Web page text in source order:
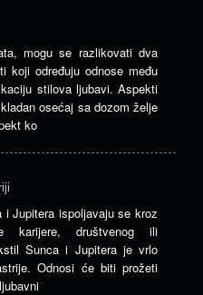
mogu se razlikovati dva
koji određuju odnose među
stilova ljubavi. Aspekti
osećaj sa dozom želje
ko
Jupitera ispoljavaju se kroz
karijere, društvenog ili
Sunca i Jupitera je vrlo
Odnosi će biti prožeti